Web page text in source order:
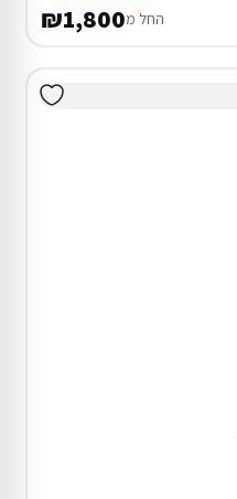
החל מ₪1,800